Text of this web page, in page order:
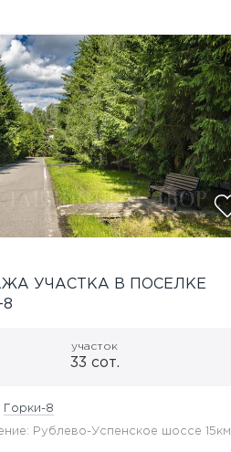
УЧАСТКА В ПОСЕЛКЕ
8
участок
33 сот.
Горки-8
Рублево-Успенское шоссе 15км.